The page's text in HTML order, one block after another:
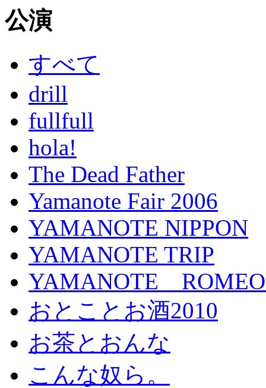
公演
すべて
drill
fullfull
hola!
The Dead Father
Yamanote Fair 2006
YAMANOTE NIPPON
YAMANOTE TRIP
YAMANOTE ROMEO
おとことお酒2010
お茶とおんな
こんな奴ら。